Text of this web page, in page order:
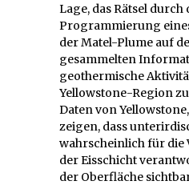
Lage, das Rätsel durch
Programmierung
der Matel-Plume auf
gesammelten
geothermische
Yellowstone-Region
Daten von
zeigen, dass
wahrscheinlich für die
der Eisschicht
der Oberfläche